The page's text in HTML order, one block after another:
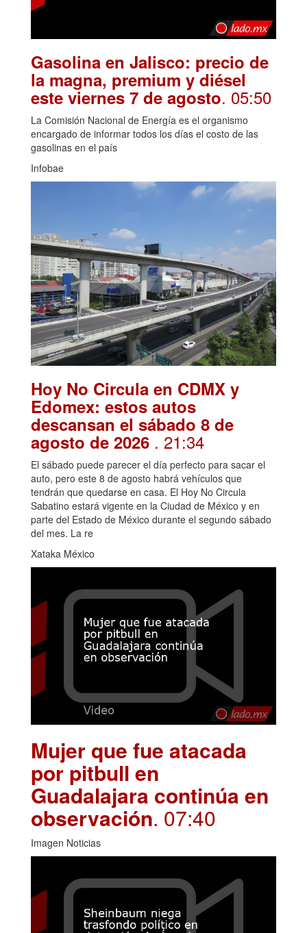
Gasolina en Jalisco: precio de
la magna, premium y diésel
este viernes 7 de agosto. 05:50
La Comisión Nacional de Energía es el organismo
encargado de informar todos los días el costo de las
gasolinas en el país
Infobae
Hoy No Circula en CDMX y
Edomex: estos autos
descansan el sábado 8 de
agosto de 2026 . 21:34
El sábado puede parecer el día perfecto para sacar el
auto, pero este 8 de agosto habrá vehículos que
tendrán que quedarse en casa. El Hoy No Circula
Sabatino estará vigente en la Ciudad de México y en
parte del Estado de México durante el segundo sábado
del mes. La re
Xataka México
Mujer que fue atacada
por pitbull en
Guadalajara continúa en
observación. 07:40
Imagen Noticias